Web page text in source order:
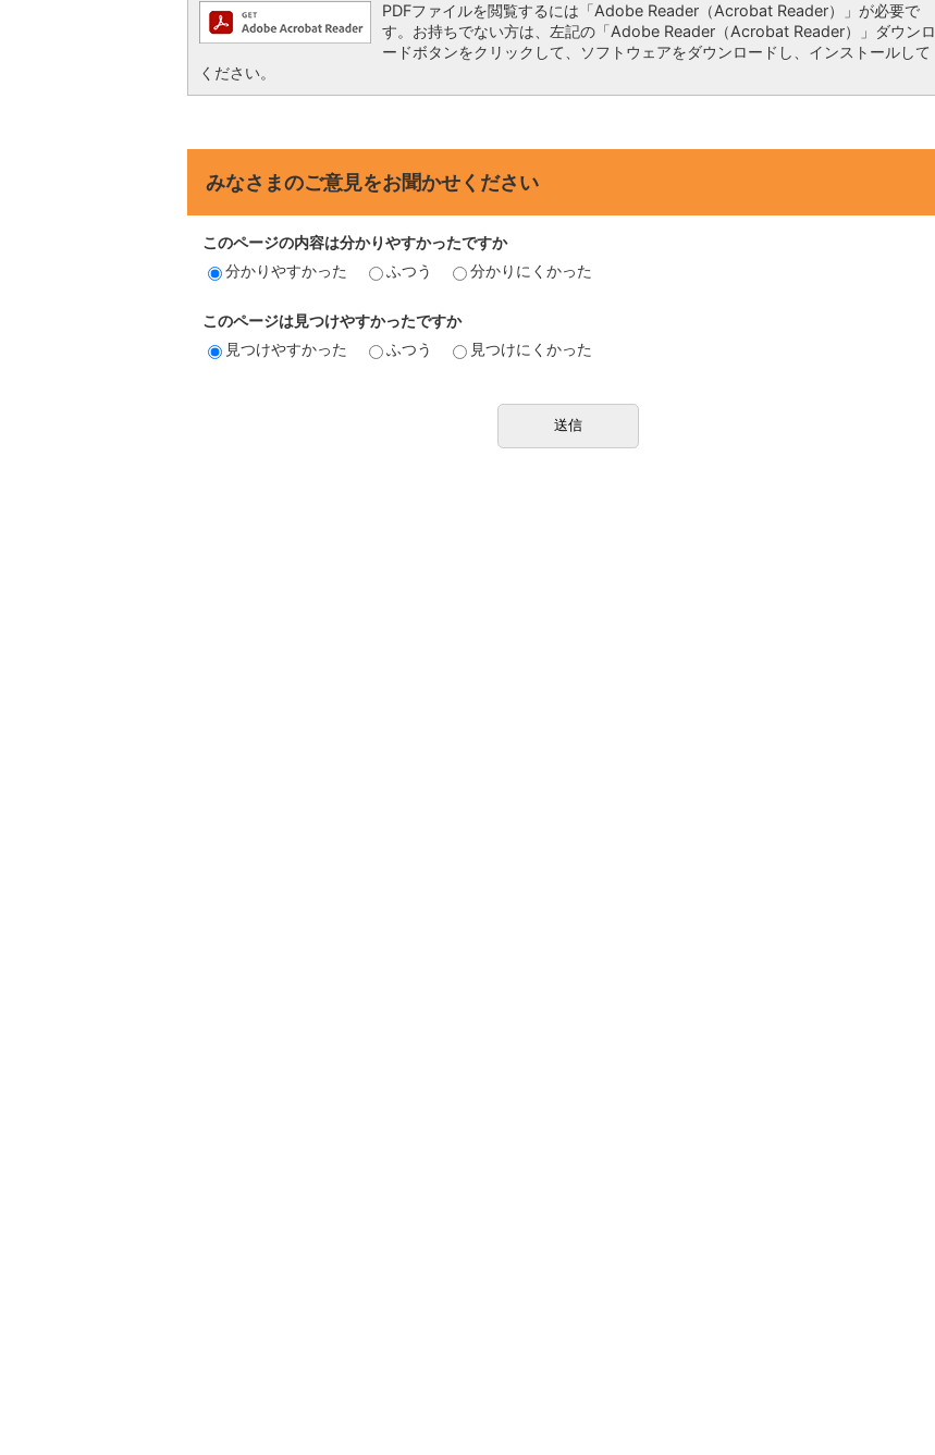
PDFファイルを閲覧するには「Adobe Reader（Acrobat Reader）」が必要で
す。お持ちでない方は、左記の「Adobe Reader（Acrobat Reader）」ダウンロ
ードボタンをクリックして、ソフトウェアをダウンロードし、インストールして
ください。
みなさまのご意見をお聞かせください
このページの内容は分かりやすかったですか
分かりやすかった
ふつう 分かりにくかった
このページは見つけやすかったですか
見つけやすかった
ふつう 見つけにくかった